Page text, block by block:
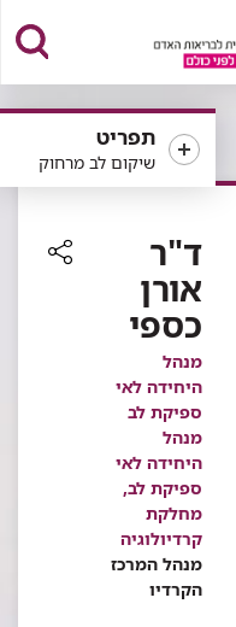
תפריט
שיקום לב מרחוק
ד"ר
אורן
כספי
מנהל
היחידה לאי
ספיקת לב
מנהל
היחידה לאי
ספיקת לב,
מחלקת
קרדיולוגיה
מנהל המרכז
הקרדיו